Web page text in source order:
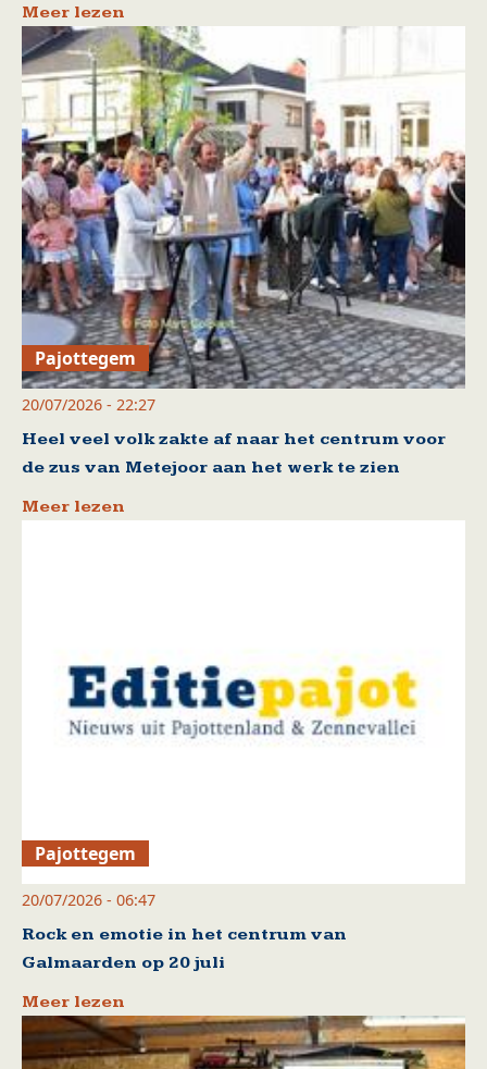
Meer lezen
Pajottegem
20/07/2026 - 22:27
Heel veel volk zakte af naar het centrum voor
de zus van Metejoor aan het werk te zien
Meer lezen
Pajottegem
20/07/2026 - 06:47
Rock en emotie in het centrum van
Galmaarden op 20 juli
Meer lezen